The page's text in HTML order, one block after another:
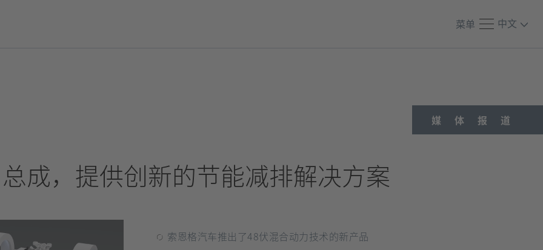
菜单 中文
媒体报道
成，提供创新的节能减排解决方案
索恩格汽车推出了48伏混合动力技术的新产品